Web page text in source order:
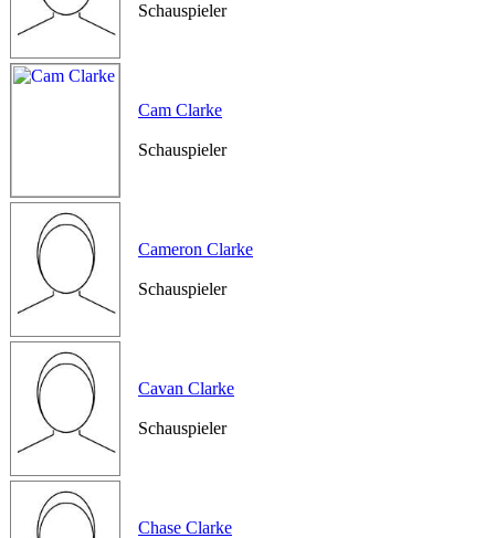
Schauspieler
Cam Clarke
Schauspieler
Cameron Clarke
Schauspieler
Cavan Clarke
Schauspieler
Chase Clarke